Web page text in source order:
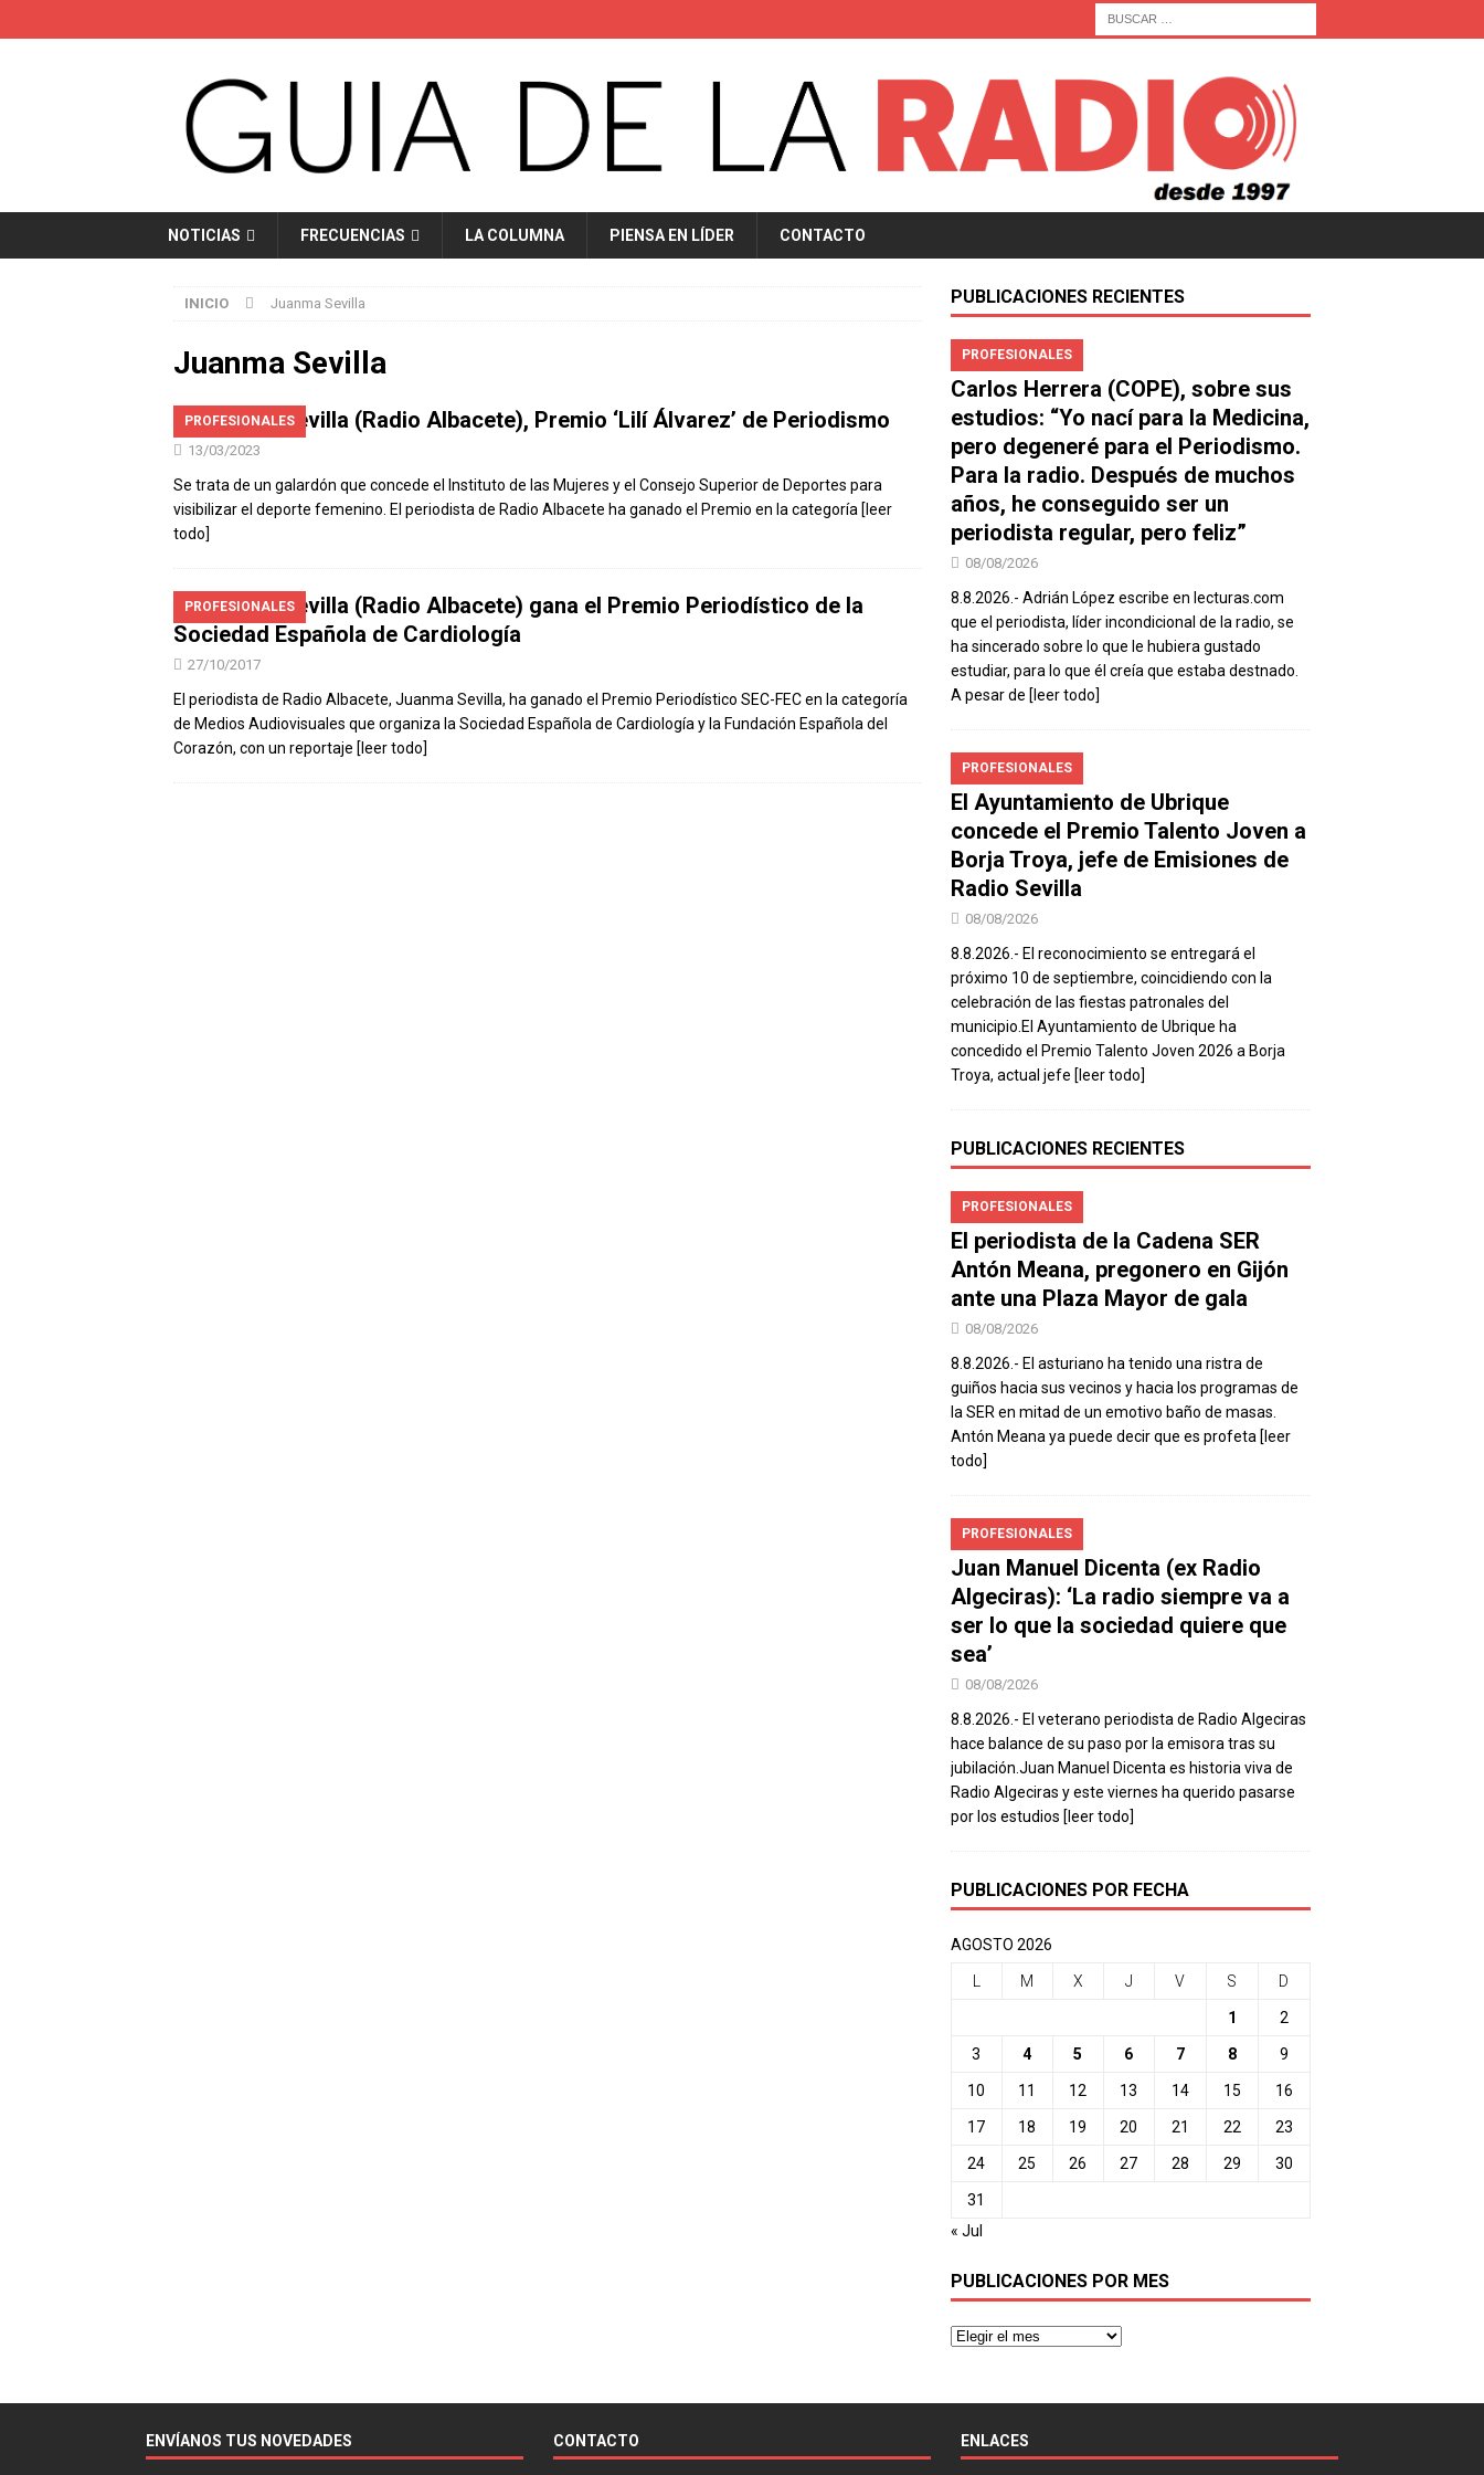
NOTICIAS FRECUENCIAS LA COLUMNA PIENSA EN LÍDER CONTACTO
INICIO Juanma Sevilla
Juanma Sevilla
PROFESIONALES
Juanma Sevilla (Radio Albacete), Premio ‘Lilí Álvarez’ de Periodismo
13/03/2023
Se trata de un galardón que concede el Instituto de las Mujeres y el Consejo Superior de Deportes para
visibilizar el deporte femenino. El periodista de Radio Albacete ha ganado el Premio en la categoría [leer
todo]
PROFESIONALES
Juanma Sevilla (Radio Albacete) gana el Premio Periodístico de la
Sociedad Española de Cardiología
27/10/2017
El periodista de Radio Albacete, Juanma Sevilla, ha ganado el Premio Periodístico SEC-FEC en la categoría
de Medios Audiovisuales que organiza la Sociedad Española de Cardiología y la Fundación Española del
Corazón, con un reportaje [leer todo]
PUBLICACIONES RECIENTES
PROFESIONALES
Carlos Herrera (COPE), sobre sus
estudios: “Yo nací para la Medicina,
pero degeneré para el Periodismo.
Para la radio. Después de muchos
años, he conseguido ser un
periodista regular, pero feliz”
08/08/2026
8.8.2026.- Adrián López escribe en lecturas.com
que el periodista, líder incondicional de la radio, se
ha sincerado sobre lo que le hubiera gustado
estudiar, para lo que él creía que estaba destnado.
A pesar de [leer todo]
PROFESIONALES
El Ayuntamiento de Ubrique
concede el Premio Talento Joven a
Borja Troya, jefe de Emisiones de
Radio Sevilla
08/08/2026
8.8.2026.- El reconocimiento se entregará el
próximo 10 de septiembre, coincidiendo con la
celebración de las fiestas patronales del
municipio.El Ayuntamiento de Ubrique ha
concedido el Premio Talento Joven 2026 a Borja
Troya, actual jefe [leer todo]
PUBLICACIONES RECIENTES
PROFESIONALES
El periodista de la Cadena SER
Antón Meana, pregonero en Gijón
ante una Plaza Mayor de gala
08/08/2026
8.8.2026.- El asturiano ha tenido una ristra de
guiños hacia sus vecinos y hacia los programas de
la SER en mitad de un emotivo baño de masas.
Antón Meana ya puede decir que es profeta [leer
todo]
PROFESIONALES
Juan Manuel Dicenta (ex Radio
Algeciras): ‘La radio siempre va a
ser lo que la sociedad quiere que
sea’
08/08/2026
8.8.2026.- El veterano periodista de Radio Algeciras
hace balance de su paso por la emisora tras su
jubilación.Juan Manuel Dicenta es historia viva de
Radio Algeciras y este viernes ha querido pasarse
por los estudios [leer todo]
PUBLICACIONES POR FECHA
AGOSTO 2026
L M X J V S D
1 2
3 4 5 6 7 8 9
10 11 12 13 14 15 16
17 18 19 20 21 22 23
24 25 26 27 28 29 30
31
« Jul
PUBLICACIONES POR MES
ENVÍANOS TUS NOVEDADES CONTACTO ENLACES